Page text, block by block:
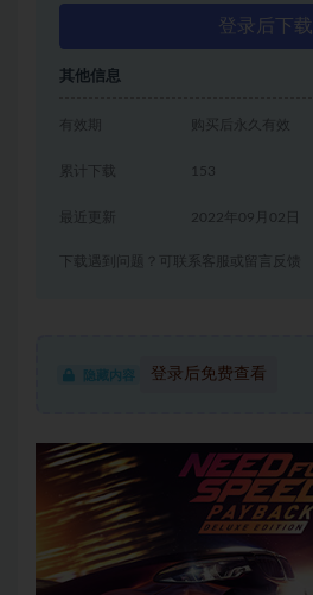
登录后下载
其他信息
有效期 购买后永久有效
累计下载 153
2022年09月02日
下载遇到问题？可联系客服或留言反馈
隐藏内容 登录后免费查看